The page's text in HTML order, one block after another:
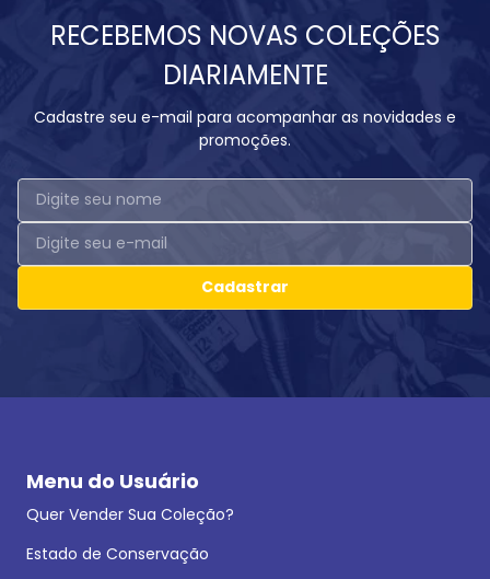
RECEBEMOS NOVAS COLEÇÕES
DIARIAMENTE
Cadastre seu e-mail para acompanhar as novidades e
promoções.
Cadastrar
Menu do Usuário
Quer Vender Sua Coleção?
Estado de Conservação